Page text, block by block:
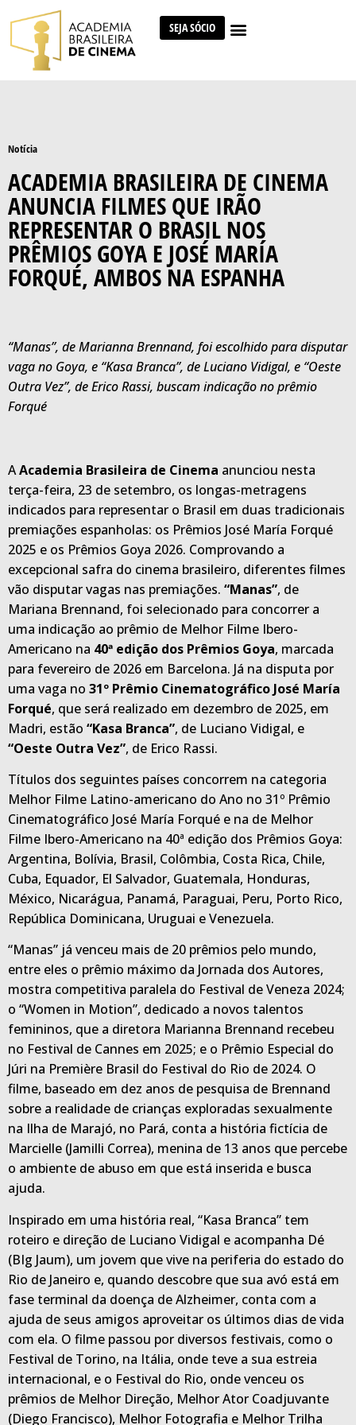
SEJA SÓCIO
Notícia
ACADEMIA BRASILEIRA DE CINEMA
ANUNCIA FILMES QUE IRÃO
REPRESENTAR O BRASIL NOS
PRÊMIOS GOYA E JOSÉ MARÍA
FORQUÉ, AMBOS NA ESPANHA
“Manas”, de Marianna Brennand, foi escolhido para disputar
vaga no Goya, e “Kasa Branca”, de Luciano Vidigal, e “Oeste
Outra Vez”, de Erico Rassi, buscam indicação no prêmio
Forqué
AAcademia Brasileira de Cinema anunciou nesta
terça-feira, 23 de setembro, os longas-metragens
indicados para representar o Brasil em duas tradicionais
premiações espanholas: os Prêmios José María Forqué
2025 e os Prêmios Goya 2026. Comprovando a
excepcional safra do cinema brasileiro, diferentes filmes
vão disputar vagas nas premiações. “Manas”, de
Mariana Brennand, foi selecionado para concorrer a
uma indicação ao prêmio de Melhor Filme Ibero-
Americano na 40ª edição dos Prêmios Goya, marcada
para fevereiro de 2026 em Barcelona. Já na disputa por
uma vaga no 31º Prêmio Cinematográfico José María
Forqué, que será realizado em dezembro de 2025, em
Madri, estão “Kasa Branca”, de Luciano Vidigal, e
“Oeste Outra Vez”, de Erico Rassi.
Títulos dos seguintes países concorrem na categoria
Melhor Filme Latino-americano do Ano no 31º Prêmio
Cinematográfico José María Forqué e na de Melhor
Filme Ibero-Americano na 40ª edição dos Prêmios Goya:
Argentina, Bolívia, Brasil, Colômbia, Costa Rica, Chile,
Cuba, Equador, El Salvador, Guatemala, Honduras,
México, Nicarágua, Panamá, Paraguai, Peru, Porto Rico,
República Dominicana, Uruguai e Venezuela.
“Manas” já venceu mais de 20 prêmios pelo mundo,
entre eles o prêmio máximo da Jornada dos Autores,
mostra competitiva paralela do Festival de Veneza 2024;
o “Women in Motion”, dedicado a novos talentos
femininos, que a diretora Marianna Brennand recebeu
no Festival de Cannes em 2025; e o Prêmio Especial do
Júri na Première Brasil do Festival do Rio de 2024. O
filme, baseado em dez anos de pesquisa de Brennand
sobre a realidade de crianças exploradas sexualmente
na Ilha de Marajó, no Pará, conta a história fictícia de
Marcielle (Jamilli Correa), menina de 13 anos que percebe
o ambiente de abuso em que está inserida e busca
ajuda.
Inspirado em uma história real, “Kasa Branca” tem
roteiro e direção de Luciano Vidigal e acompanha Dé
(BIg Jaum), um jovem que vive na periferia do estado do
Rio de Janeiro e, quando descobre que sua avó está em
fase terminal da doença de Alzheimer, conta com a
ajuda de seus amigos aproveitar os últimos dias de vida
com ela. O filme passou por diversos festivais, como o
Festival de Torino, na Itália, onde teve a sua estreia
internacional, e o Festival do Rio, onde venceu os
prêmios de Melhor Direção, Melhor Ator Coadjuvante
(Diego Francisco), Melhor Fotografia e Melhor Trilha